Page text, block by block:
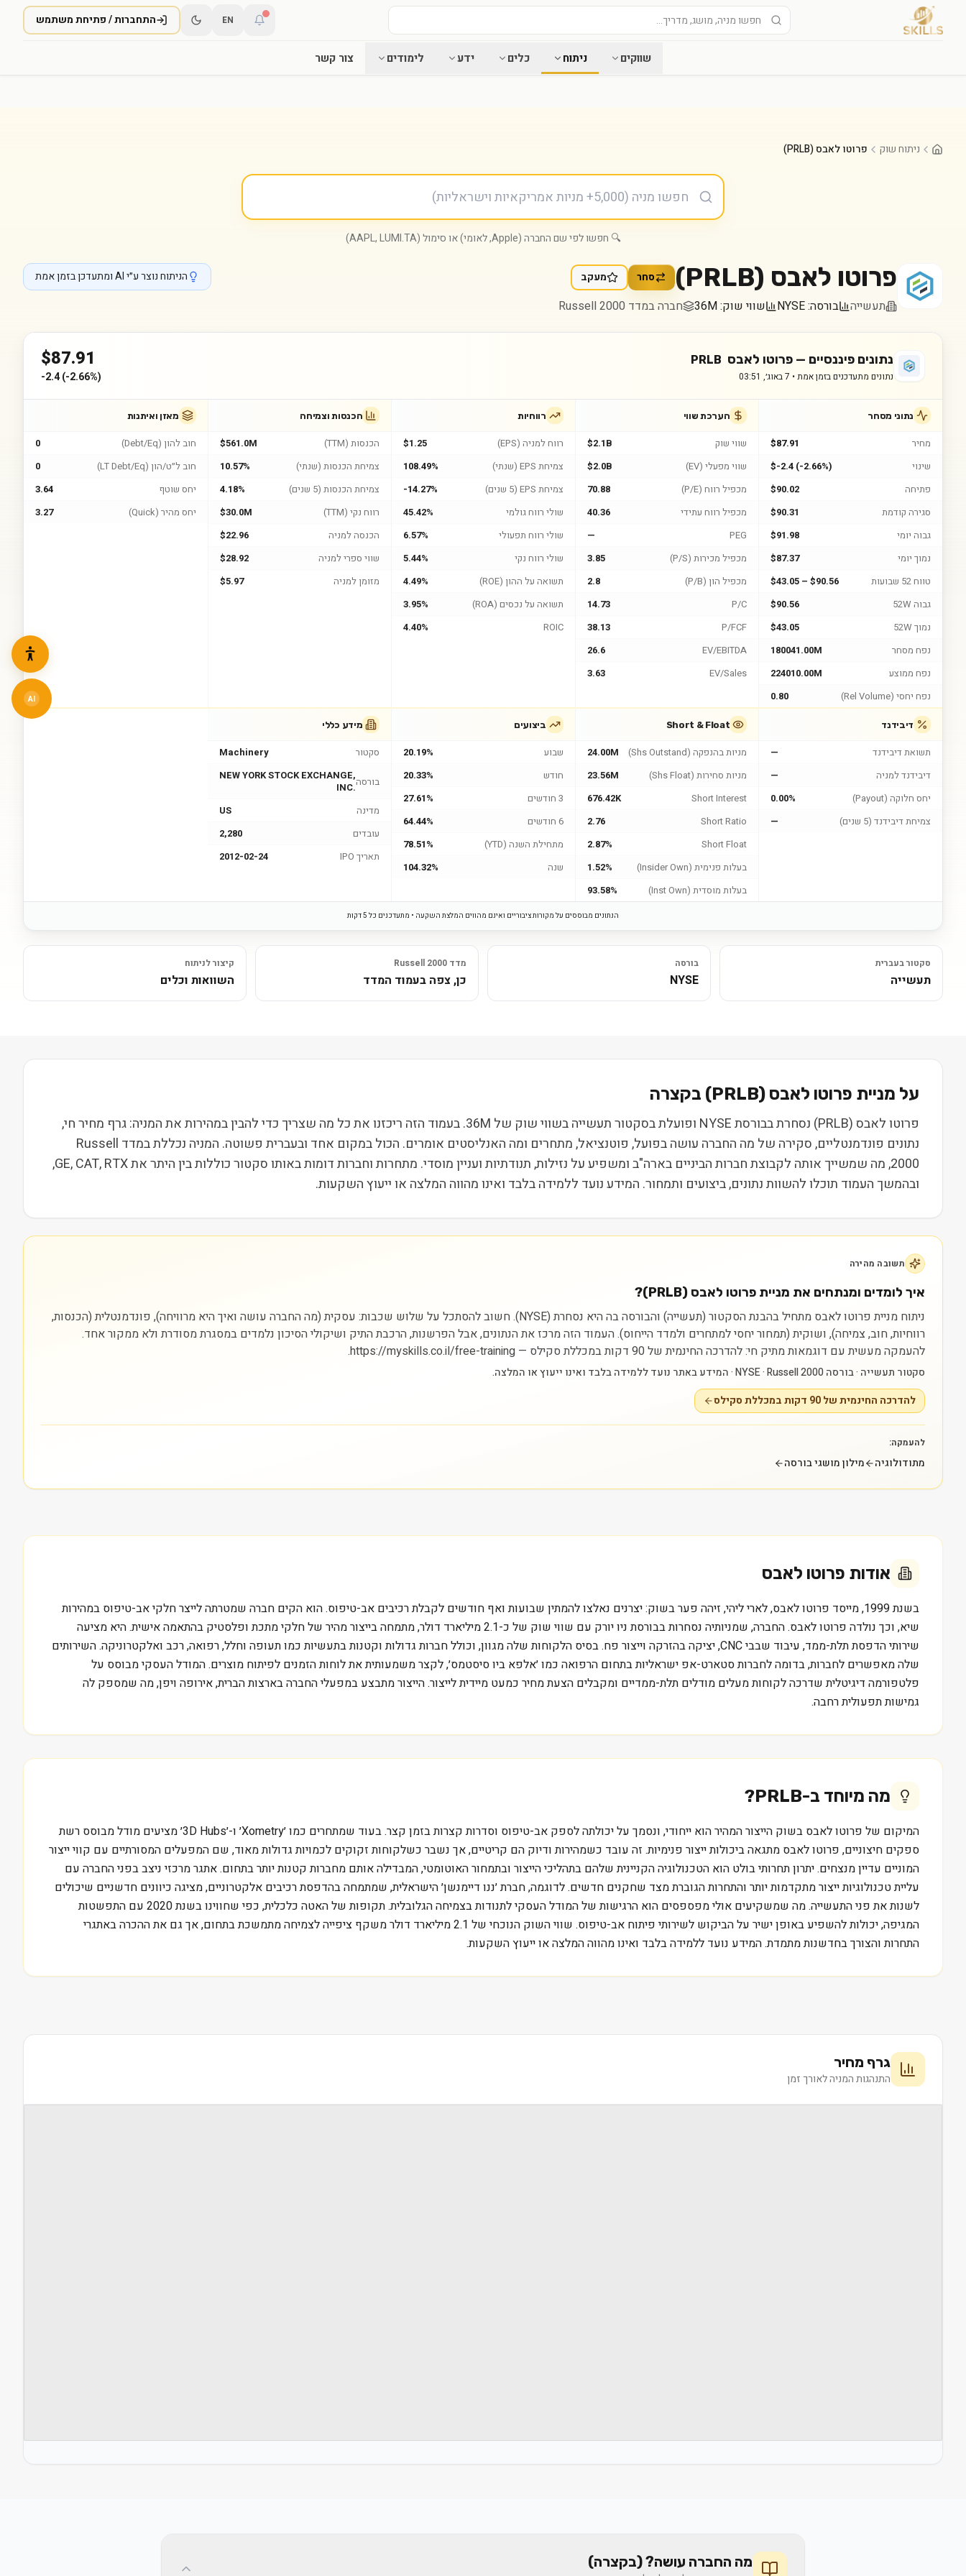
EN התחברות / פתיחת משתמש
שווקים ניתוח כלים ידע לימודים צור קשר
ניתוח שוק פרוטו לאבס (PRLB)
🔍 חפשו לפי שם החברה (Apple, לאומי) או סימול (AAPL, LUMI.TA)
פרוטו לאבס (
PRLB
) סחר מעקב
תעשייה בורסה:NYSE שווי שוק:36M חברה במדד Russell 2000
הניתוח נוצר ע״י AI ומתעדכן בזמן אמת
נתונים פיננסיים — פרוטו לאבס PRLB
נתונים מתעדכנים בזמן אמת • 7 באוג׳, 03:51
$87.91
-2.4(-2.66%)
נתוני מסחר
מחיר
$87.91
שינוי
$-2.4 (-2.66%)
פתיחה
$90.02
סגירה קודמת
$90.31
גבוה יומי
$91.98
נמוך יומי
$87.37
טווח 52 שבועות
$43.05 – $90.56
גבוה 52W
$90.56
נמוך 52W
$43.05
נפח מסחר
180041.00M
נפח ממוצע
224010.00M
נפח יחסי (Rel Volume)
0.80
הערכת שווי
שווי שוק
$2.1B
שווי מפעלי (EV)
$2.0B
מכפיל רווח (P/E)
70.88
מכפיל רווח עתידי
40.36
PEG
—
מכפיל מכירות (P/S)
3.85
מכפיל הון (P/B)
2.8
P/C
14.73
P/FCF
38.13
EV/EBITDA
26.6
EV/Sales
3.63
רווחיות
רווח למניה (EPS)
$1.25
צמיחת EPS (שנתי)
108.49%
צמיחת EPS (5 שנים)
-14.27%
שולי רווח גולמי
45.42%
שולי רווח תפעולי
6.57%
שולי רווח נקי
5.44%
תשואה על ההון (ROE)
4.49%
תשואה על נכסים (ROA)
3.95%
ROIC
4.40%
הכנסות וצמיחה
הכנסות (TTM)
$561.0M
צמיחת הכנסות (שנתי)
10.57%
צמיחת הכנסות (5 שנים)
4.18%
רווח נקי (TTM)
$30.0M
הכנסה למניה
$22.96
שווי ספרי למניה
$28.92
מזומן למניה
$5.97
מאזן ואיתנות
חוב להון (Debt/Eq)
0
חוב ל״ט/הון (LT Debt/Eq)
0
יחס שוטף
3.64
יחס מהיר (Quick)
3.27
דיבידנד
תשואת דיבידנד
—
דיבידנד למניה
—
יחס חלוקה (Payout)
0.00%
צמיחת דיבידנד (5 שנים)
—
Short & Float
מניות בהנפקה (Shs Outstand)
24.00M
מניות סחירות (Shs Float)
23.56M
Short Interest
676.42K
Short Ratio
2.76
Short Float
2.87%
בעלות פנימית (Insider Own)
1.52%
בעלות מוסדית (Inst Own)
93.58%
ביצועים
שבוע
20.19%
חודש
20.33%
3 חודשים
27.61%
6 חודשים
64.44%
מתחילת השנה (YTD)
78.51%
שנה
104.32%
מידע כללי
סקטור Machinery
בורסהNEW YORK STOCK EXCHANGE,
INC.
מדינה
US
עובדים
2,280
תאריך IPO
2012-02-24
הנתונים מבוססים על מקורות ציבוריים ואינם מהווים המלצת השקעה • מתעדכנים כל 5 דקות
סקטור בעברית
תעשייה
בורסה
NYSE
מדד Russell 2000
כן, צפה בעמוד המדד
קיצור לניתוח
השוואות וכלים
על מניית פרוטו לאבס (
PRLB) בקצרה
פרוטו לאבס (PRLB) נסחרת בבורסת NYSE ופועלת בסקטור תעשייה בשווי שוק של 36M. בעמוד הזה ריכזנו את כל מה שצריך כדי להבין במהירות את המניה: גרף מחיר חי,
נתונים פונדמנטליים, סקירה של מה החברה עושה בפועל, פוטנציאל, מתחרים ומה האנליסטים אומרים. הכול במקום אחד ובעברית פשוטה. המניה נכללת במדד Russell
2000, מה שמשייך אותה לקבוצת חברות הביניים בארה"ב ומשפיע על נזילות, תנודתיות ועניין מוסדי. מתחרות וחברות דומות באותו סקטור כוללות בין היתר את GE, CAT, RTX,
ובהמשך העמוד תוכלו להשוות נתונים, ביצועים ותמחור. המידע נועד ללמידה בלבד ואינו מהווה המלצה או ייעוץ השקעות.
תשובה מהירה
איך לומדים ומנתחים את מניית פרוטו לאבס (PRLB)?
ניתוח מניית פרוטו לאבס מתחיל בהבנת הסקטור (תעשייה) והבורסה בה היא נסחרת (NYSE). חשוב להסתכל על שלוש שכבות: עסקית (מה החברה עושה ואיך היא מרוויחה), פונדמנטלית (הכנסות,
רווחיות, חוב, צמיחה), ושוקית (תמחור יחסי למתחרים ולמדד הייחוס). העמוד הזה מרכז את הנתונים, אבל הפרשנות, הרכבת התיק ושיקולי הסיכון נלמדים במסגרת מסודרת ולא ממקור אחד.
להעמקה מעשית עם דוגמאות מתיק חי: להדרכה החינמית של 90 דקות במכללת סקילס — https://myskills.co.il/free-training.
סקטור תעשייה · בורסה NYSE · Russell 2000 · המידע באתר נועד ללמידה בלבד ואינו ייעוץ או המלצה.
להדרכה החינמית של 90 דקות במכללת סקילס
להעמקה:
מתודולוגיה מילון מושגי בורסה
אודות פרוטו לאבס
בשנת 1999, מייסד פרוטו לאבס, לארי ליהי, זיהה פער בשוק: יצרנים נאלצו להמתין שבועות ואף חודשים לקבלת רכיבים אב-טיפוס. הוא הקים חברה שמטרתה לייצר חלקי אב-טיפוס במהירות
שיא, וכך נולדה פרוטו לאבס. החברה, שמניותיה נסחרות בבורסת ניו יורק עם שווי שוק של כ-2.1 מיליארד דולר, מתמחה בייצור מהיר של חלקי מתכת ופלסטיק בהתאמה אישית. היא מציעה
שירותי הדפסת תלת-ממד, עיבוד שבבי CNC, יציקה בהזרקה וייצור פח. בסיס הלקוחות שלה מגוון, וכולל חברות גדולות וקטנות בתעשיות כמו תעופה וחלל, רפואה, רכב ואלקטרוניקה. השירותים
שלה מאפשרים לחברות, בדומה לחברות סטארט-אפ ישראליות בתחום הרפואה כמו ׳אלפא ביו סיסטמס׳, לקצר משמעותית את לוחות הזמנים לפיתוח מוצרים. המודל העסקי מבוסס על
פלטפורמה דיגיטלית שדרכה לקוחות מעלים מודלים תלת-ממדיים ומקבלים הצעת מחיר כמעט מיידית לייצור. הייצור מתבצע במפעלי החברה בארצות הברית, אירופה ויפן, מה שמספק לה
גמישות תפעולית רחבה.
מה מיוחד ב-PRLB
?
המיקום של פרוטו לאבס בשוק הייצור המהיר הוא ייחודי, ונסמך על יכולתה לספק אב-טיפוס וסדרות קצרות בזמן קצר. בעוד שמתחרים כמו ׳Xometry׳ ו-׳3D Hubs׳ מציעים מודל מבוסס רשת
ספקים חיצוניים, פרוטו לאבס מתגאה ביכולות ייצור פנימיות. זה עובד כשמהירות ודיוק הם קריטיים, אך נשבר כשלקוחות זקוקים לכמויות גדולות מאוד, שם המפעלים המסורתיים עם קווי ייצור
המוניים עדיין מנצחים. יתרון תחרותי בולט הוא הטכנולוגיה הקניינית שלהם בתהליכי הייצור ובתמחור האוטומטי, המבדילה אותם מחברות קטנות יותר בתחום. אתגר מרכזי ניצב בפני החברה עם
עליית טכנולוגיות ייצור מתקדמות יותר והתחרות הגוברת מצד שחקנים חדשים. לדוגמה, חברת ׳ננו דיימנשן׳ הישראלית, שמתמחה בהדפסת רכיבים אלקטרוניים, מציגה כיוונים חדשניים שיכולים
לשנות את פני התעשייה. מה שמשקיעים אולי מפספסים הוא הרגישות של המודל העסקי לתנודות בצמיחה הגלובלית. תקופות של האטה כלכלית, כפי שחווינו בשנת 2020 עם התפשטות
המגיפה, יכולות להשפיע באופן ישיר על הביקוש לשירותי פיתוח אב-טיפוס. שווי השוק הנוכחי של 2.1 מיליארד דולר משקף ציפייה לצמיחה מתמשכת בתחום, אך גם את ההכרה באתגרי
התחרות והצורך בחדשנות מתמדת. המידע נועד ללמידה בלבד ואינו מהווה המלצה או ייעוץ השקעות.
גרף מחיר
התנהגות המניה לאורך זמן
מה החברה עושה? (בקצרה)
AI